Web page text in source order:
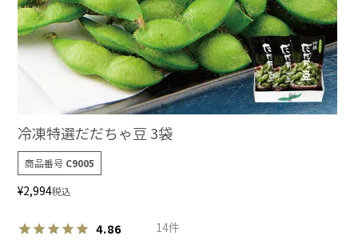
冷凍特選だだちゃ豆 3袋
商品番号 C9005
¥2,994税込
4.86 14